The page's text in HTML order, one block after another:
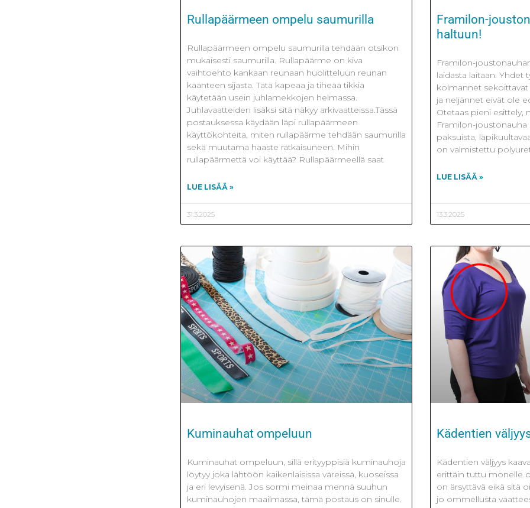
Rullapäärmeen ompelu saumurilla
Rullapäärmeen ompelu saumurilla tehdään otsikon
mukaisesti saumurilla. Rullapäärme on kiva
vaihtoehto kankaan reunaan huolitteluun reunan
käänteen sijasta. Tätä kapeaa ja tiheää tikkiä
käytetään usein juhlamekkojen helmassa.
Juhlavaatteiden lisäksi sitä näkyy arkivaatteissa.Tässä
postauksessa käydään läpi rullapäärmeen
käyttökohteita, miten rullapäärme tehdään saumurilla
sekä muutama haaste ratkaisuneen. Mihin
rullapäärmettä voi käyttää? Rullapäärmeellä saat
LUE LISÄÄ »
31.3.2025
Framilon-
haltuun!
Framilon-
laidasta laitaan. Yhdet
kolmannet
ja neljännet eivät ole
Otetaas pieni esittely,
Framilon-
paksuista,
on valmistettu
LUE LISÄÄ »
13.3.2025
Kuminauhat ompeluun
Kuminauhat ompeluun, sillä erityyppisiä kuminauhoja
löytyy joka lähtöön kaikenlaisissa väreissä, kuoseissa
ja eri levyisenä. Jos sormi meinaa mennä suuhun
kuminauhojen maailmassa, tämä postaus on sinulle.
Kädentien
Kädentien väljyys
erittäin tuttu monelle
on ärsyttävä eikä sitä
jo ommellusta